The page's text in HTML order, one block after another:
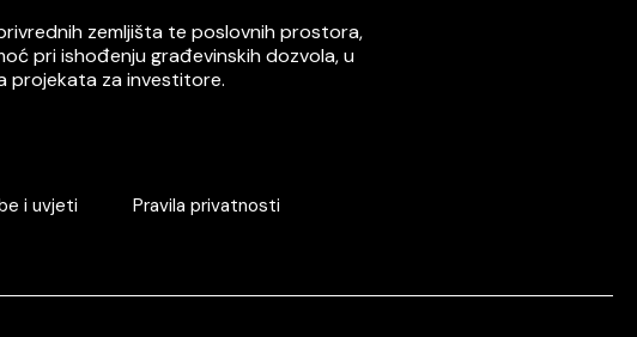
zemljišta te poslovnih prostora,
pri ishođenju građevinskih dozvola, u
projekata za investitore.
i uvjeti Pravila privatnosti